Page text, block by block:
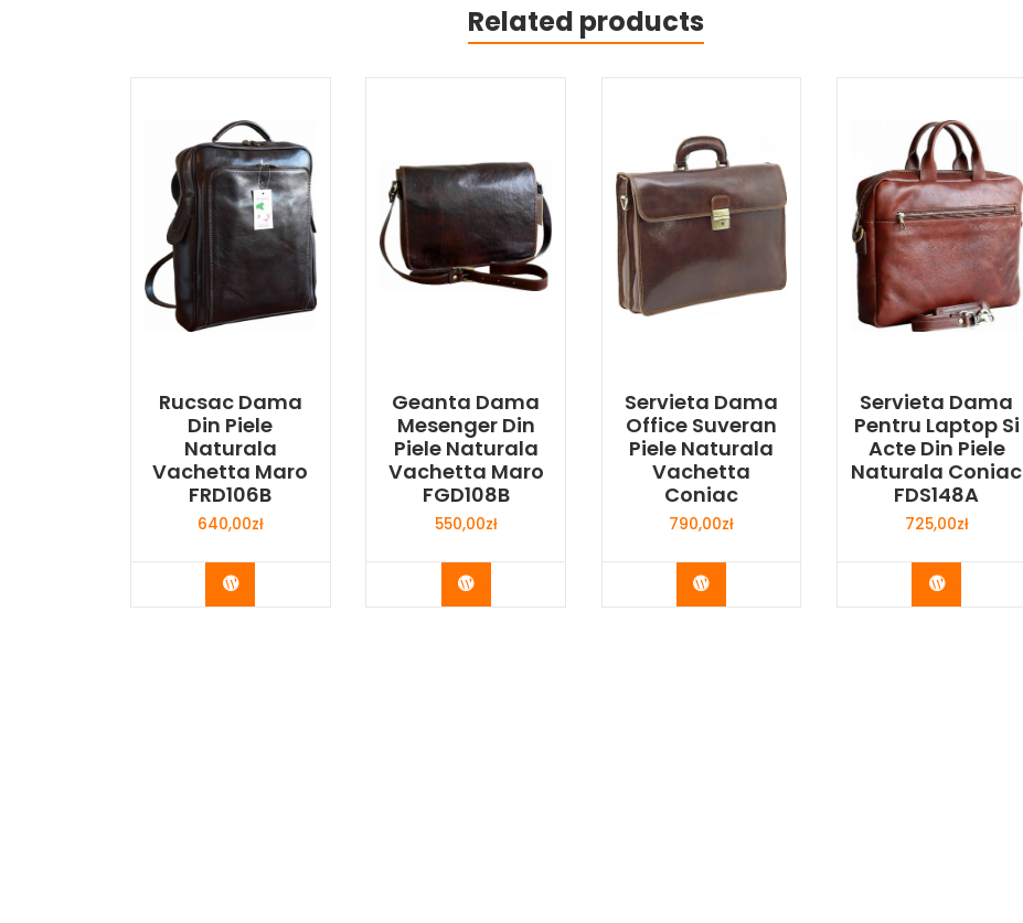
Related products
Rucsac Dama
Din Piele
Naturala
Vachetta Maro
FRD106B
640,00zł
Buy Now
Geanta Dama
Mesenger Din
Piele Naturala
Vachetta Maro
FGD108B
550,00zł
Buy Now
Servieta Dama
Office Suveran
Piele Naturala
Vachetta
Coniac
790,00zł
Buy Now
Servieta Dama
Pentru Laptop Si
Acte Din Piele
Naturala Coniac
FDS148A
725,00zł
Buy Now